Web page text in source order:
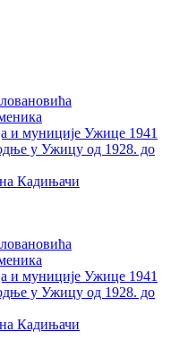
и муниције Ужице 1941
у Ужицу од 1928. до
Кадињачи
и муниције Ужице 1941
у Ужицу од 1928. до
Кадињачи